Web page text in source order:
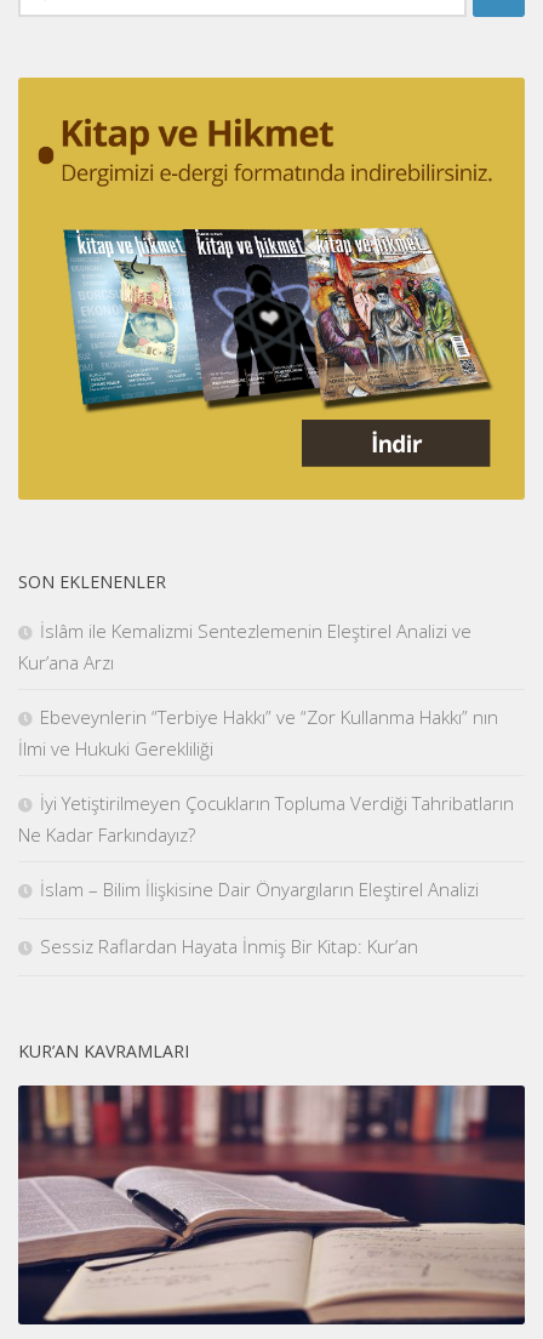
SON EKLENENLER
İslâm ile Kemalizmi Sentezlemenin Eleştirel Analizi ve
Kur’ana Arzı
Ebeveynlerin “Terbiye Hakkı” ve “Zor Kullanma Hakkı” nın
İlmi ve Hukuki Gerekliliği
İyi Yetiştirilmeyen Çocukların Topluma Verdiği Tahribatların
Ne Kadar Farkındayız?
İslam – Bilim İlişkisine Dair Önyargıların Eleştirel Analizi
Sessiz Raflardan Hayata İnmiş Bir Kitap: Kur’an
KUR’AN KAVRAMLARI